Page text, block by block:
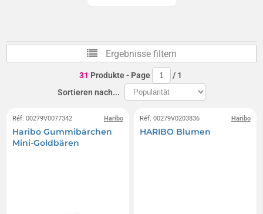
Ergebnisse filtern
31 Produkte - Page / 1
Sortieren nach...
Haribo
Réf. 00279V0077342
Haribo Gummibärchen
Mini-Goldbären
Haribo
Réf. 00279V0203836
HARIBO Blumen